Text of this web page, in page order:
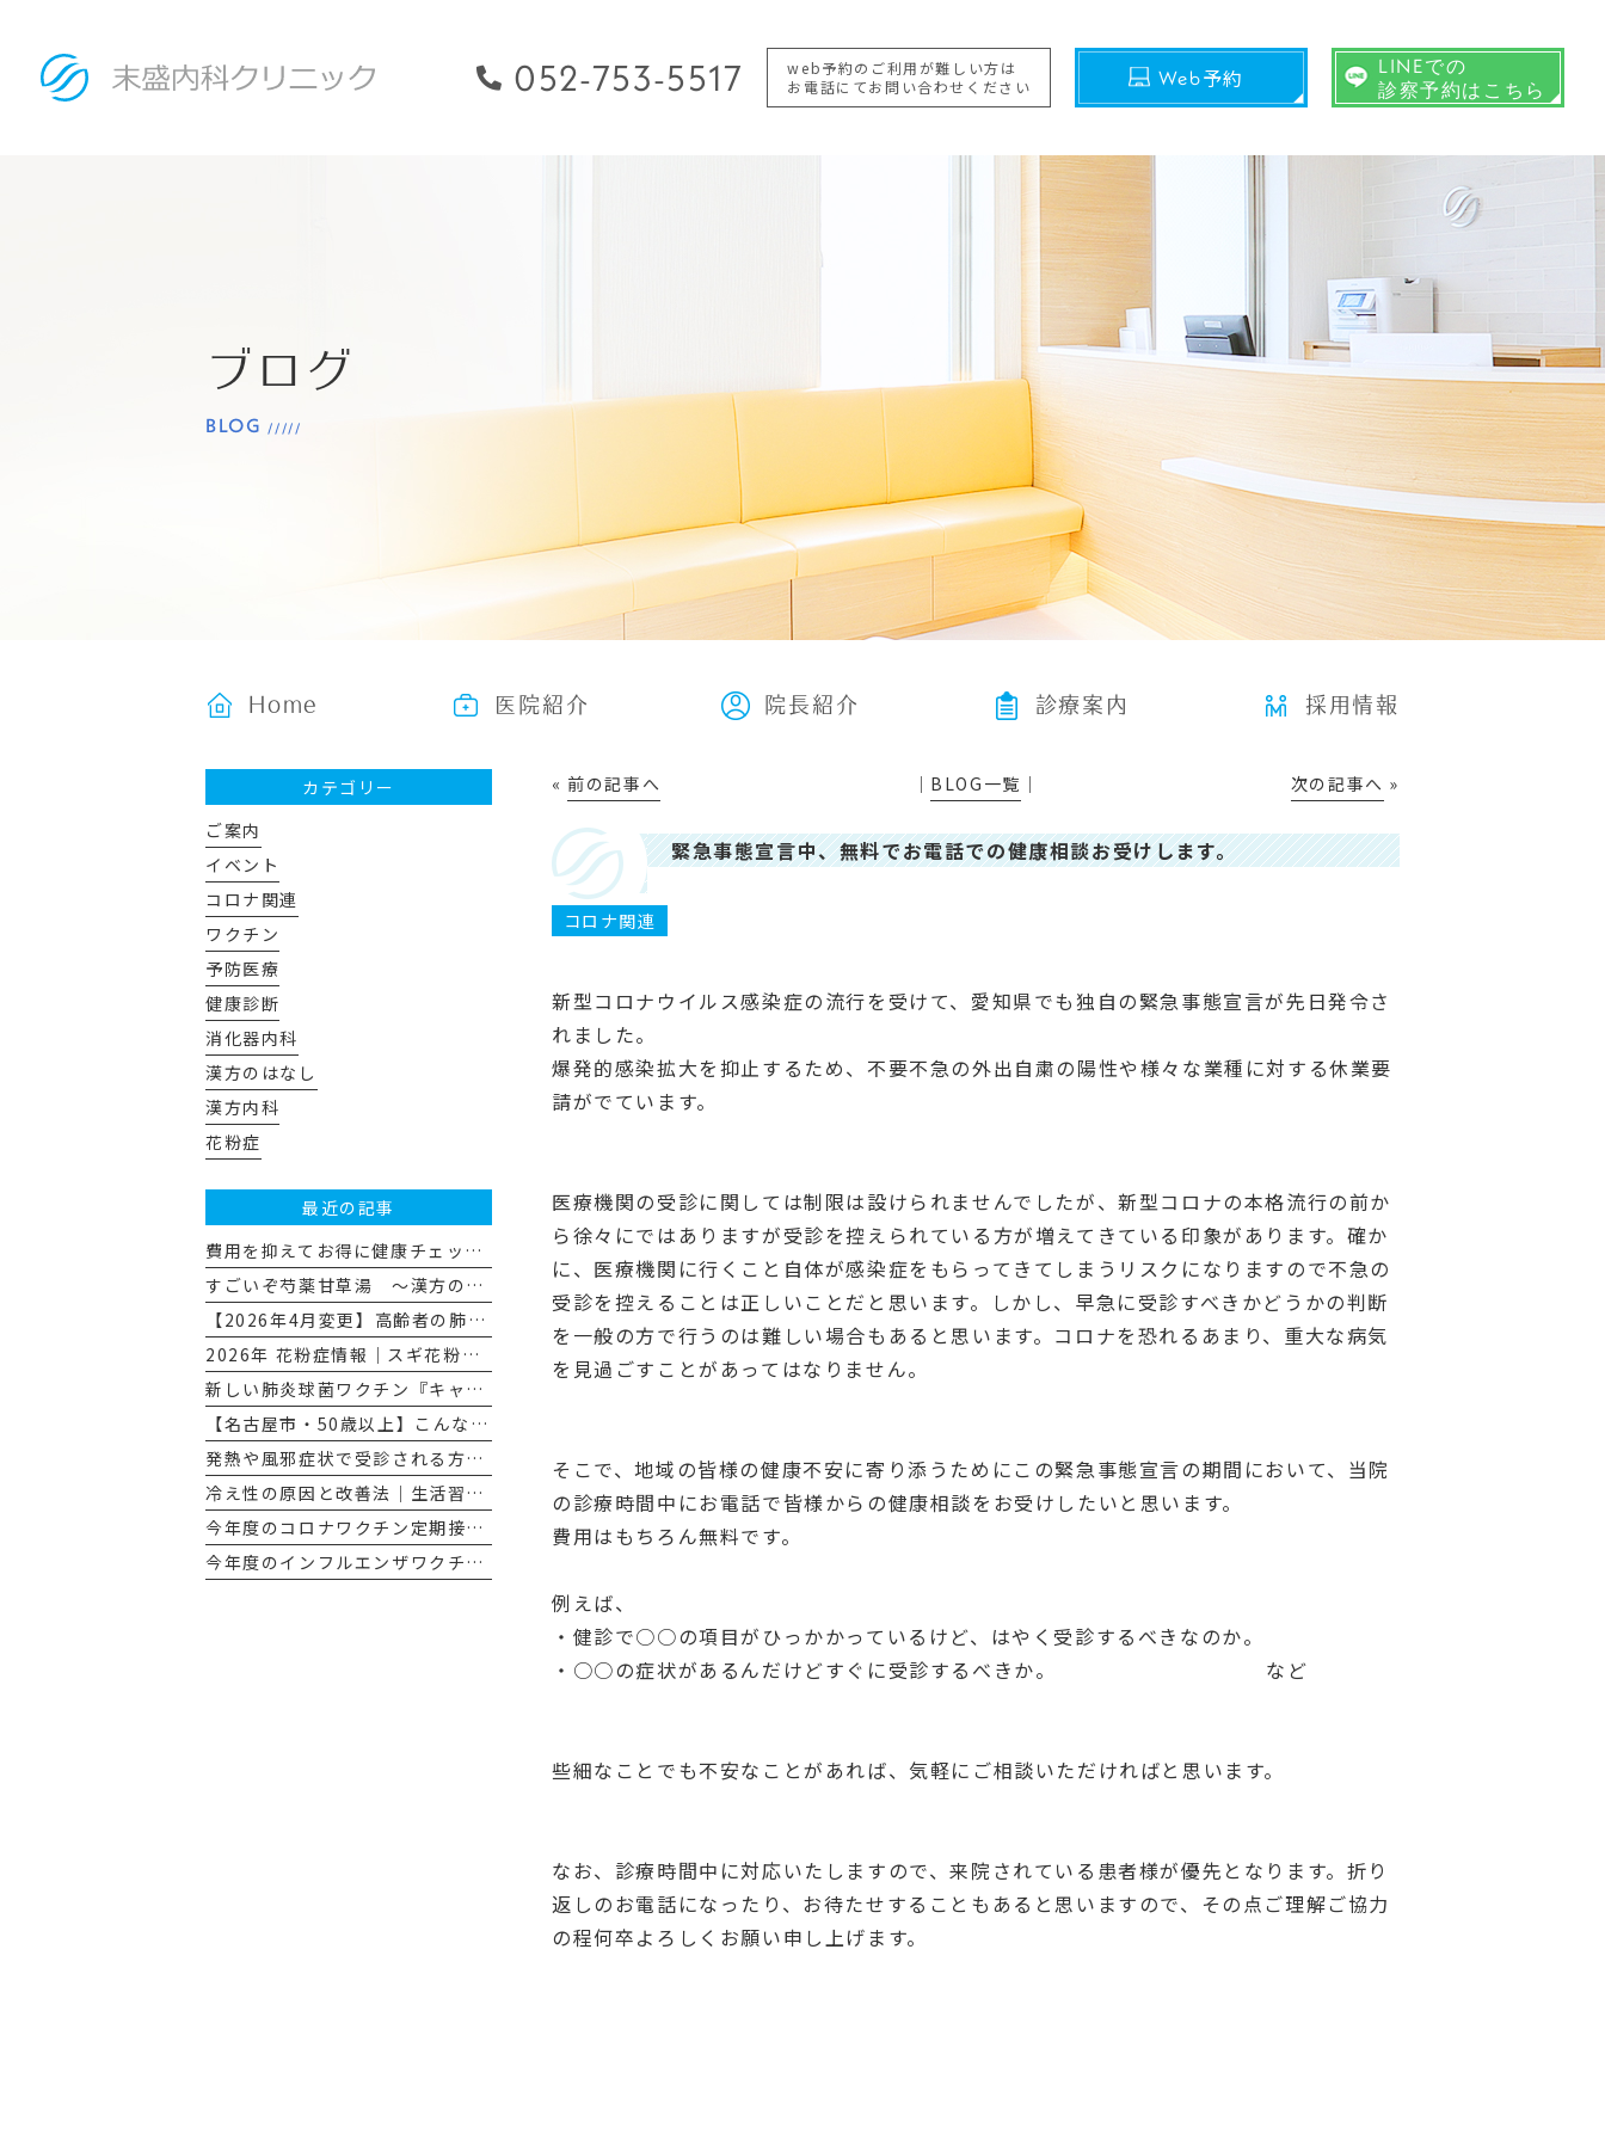
052-753-5517
web予約のご利用が難しい方は
お電話にてお問い合わせください
Web予約
LINEでの
診察予約はこちら
ブログ
BLOG
Home 医院紹介 院長紹介 診療案内 採用情報
« 前の記事へ │ BLOG一覧 │ 次の記事へ »
緊急事態宣言中、無料でお電話での健康相談お受けします。 2020年4月16日
コロナ関連
新型コロナウイルス感染症の流行を受けて、愛知県でも独自の緊急事態宣言が先日発令さ
れました。
爆発的感染拡大を抑止するため、不要不急の外出自粛の陽性や様々な業種に対する休業要
請がでています。
医療機関の受診に関しては制限は設けられませんでしたが、新型コロナの本格流行の前か
ら徐々にではありますが受診を控えられている方が増えてきている印象があります。確か
に、医療機関に行くこと自体が感染症をもらってきてしまうリスクになりますので不急の
受診を控えることは正しいことだと思います。しかし、早急に受診すべきかどうかの判断
を一般の方で行うのは難しい場合もあると思います。コロナを恐れるあまり、重大な病気
を見過ごすことがあってはなりません。
そこで、地域の皆様の健康不安に寄り添うためにこの緊急事態宣言の期間において、当院
の診療時間中にお電話で皆様からの健康相談をお受けしたいと思います。
費用はもちろん無料です。
例えば、
・健診で○○の項目がひっかかっているけど、はやく受診するべきなのか。
・○○の症状があるんだけどすぐに受診するべきか。 など
些細なことでも不安なことがあれば、気軽にご相談いただければと思います。
なお、診療時間中に対応いたしますので、来院されている患者様が優先となります。折り
返しのお電話になったり、お待たせすることもあると思いますので、その点ご理解ご協力
の程何卒よろしくお願い申し上げます。
カテゴリー
ご案内
イベント
コロナ関連
ワクチン
予防医療
健康診断
消化器内科
漢方のはなし
漢方内科
花粉症
最近の記事
費用を抑えてお得に健康チェック☆（名古屋市特定健診・がん検診の活用法）
すごいぞ芍薬甘草湯 ～漢方のはなし その１１～
【2026年4月変更】高齢者の肺炎球菌ワクチンが「プレベナー20」に変わります
2026年 花粉症情報｜スギ花粉飛散量とその対策
新しい肺炎球菌ワクチン『キャップバックス®』について
【名古屋市・50歳以上】こんな人にぜひ受けてほしい、胃カメラによる胃がん検診
発熱や風邪症状で受診される方へのお願い
冷え性の原因と改善法｜生活習慣と漢方で“冷えない体”へ
今年度のコロナワクチン定期接種について
今年度のインフルエンザワクチン予防接種について